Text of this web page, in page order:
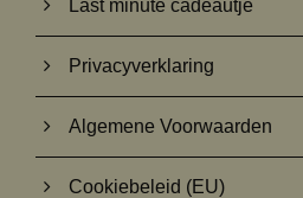
Last minute cadeautje
Privacyverklaring
Algemene Voorwaarden
Cookiebeleid (EU)